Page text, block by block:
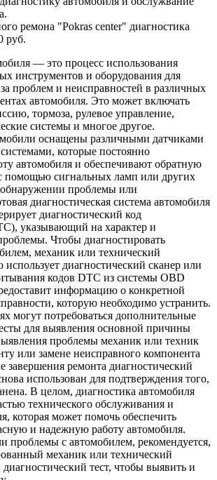
ремона "Pokras center" диагностика
руб.
— это процесс использования
инструментов и оборудования для
проблем и неисправностей в различных
автомобиля. Это может включать
тормоза, рулевое управление,
системы и многое другое.
оснащены различными датчиками
которые постоянно
автомобиля и обеспечивают обратную
помощью сигнальных ламп или других
проблемы или
диагностическая система автомобиля
диагностический код
указывающий на характер и
Чтобы диагностировать
механик или технический
диагностический сканер или
кодов DTC из системы OBD
информацию о конкретной
которую необходимо устранить.
могут потребоваться дополнительные
для выявления основной причины
проблемы механик или техник
или замене неисправного компонента
завершения ремонта диагностический
использован для подтверждения того,
В целом, диагностика автомобиля
технического обслуживания и
которая может помочь обеспечить
и надежную работу автомобиля.
проблемы с автомобилем, рекомендуется,
механик или технический
тест, чтобы выявить и